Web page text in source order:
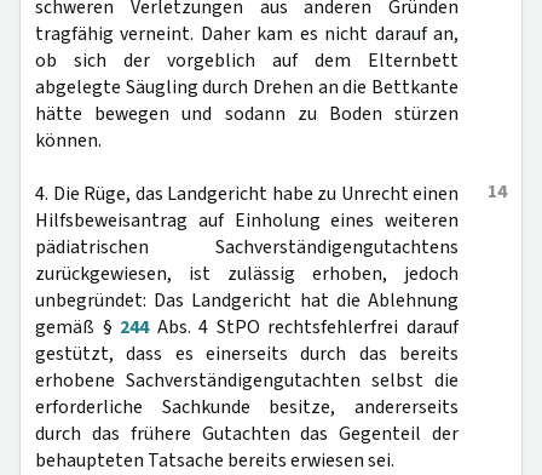
schweren Verletzungen aus anderen Gründen
tragfähig verneint. Daher kam es nicht darauf an,
ob sich der vorgeblich auf dem Elternbett
abgelegte Säugling durch Drehen an die Bettkante
hätte bewegen und sodann zu Boden stürzen
können.
14
4. Die Rüge, das Landgericht habe zu Unrecht einen
Hilfsbeweisantrag auf Einholung eines weiteren
pädiatrischen Sachverständigengutachtens
zurückgewiesen, ist zulässig erhoben, jedoch
unbegründet: Das Landgericht hat die Ablehnung
gemäß § 244Abs. 4 StPO rechtsfehlerfrei darauf
gestützt, dass es einerseits durch das bereits
erhobene Sachverständigengutachten selbst die
erforderliche Sachkunde besitze, andererseits
durch das frühere Gutachten das Gegenteil der
behaupteten Tatsache bereits erwiesen sei.